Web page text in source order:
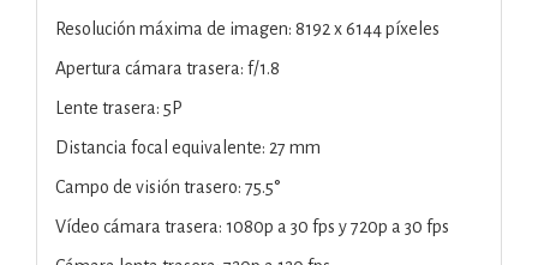
Resolución máxima de imagen: 8192 x 6144 píxeles
Apertura cámara trasera: f/1.8
Lente trasera: 5P
Distancia focal equivalente: 27 mm
Campo de visión trasero: 75.5°
Vídeo cámara trasera: 1080p a 30 fps y 720p a 30 fps